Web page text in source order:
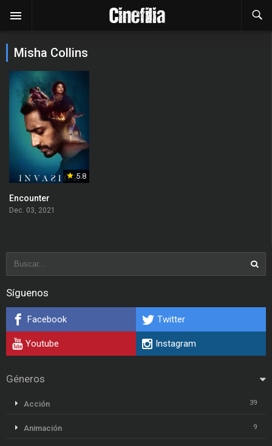
Misha Collins
5.8
Encounter
Dec. 03, 2021
Síguenos
Facebook Twitter
Youtube Instagram
Géneros
Acción 39
Animación 9